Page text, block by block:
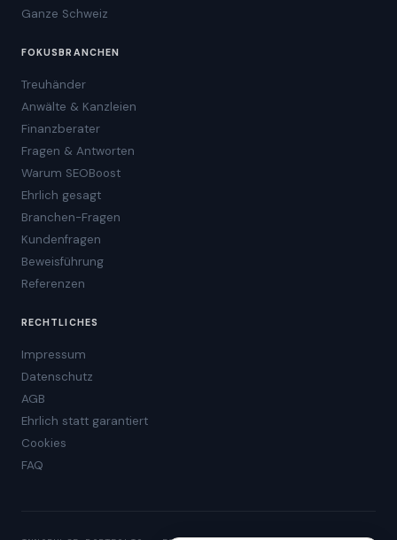
Ganze Schweiz
FOKUSBRANCHEN
Treuhänder
Anwälte & Kanzleien
Finanzberater
Fragen & Antworten
Warum SEOBoost
Ehrlich gesagt
Branchen-Fragen
Kundenfragen
Beweisführung
Referenzen
RECHTLICHES
Impressum
Datenschutz
AGB
Ehrlich statt garantiert
Cookies
FAQ